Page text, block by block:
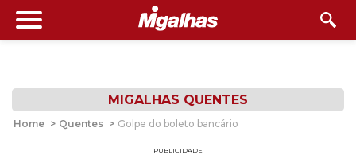
MIGALHAS QUENTES
Home > Quentes > Golpe do boleto bancário
PUBLICIDADE